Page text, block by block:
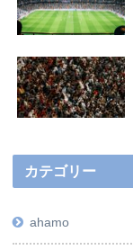
カテゴリー
ahamo